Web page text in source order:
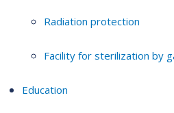
Radiation protection
Facility for sterilization by
Education